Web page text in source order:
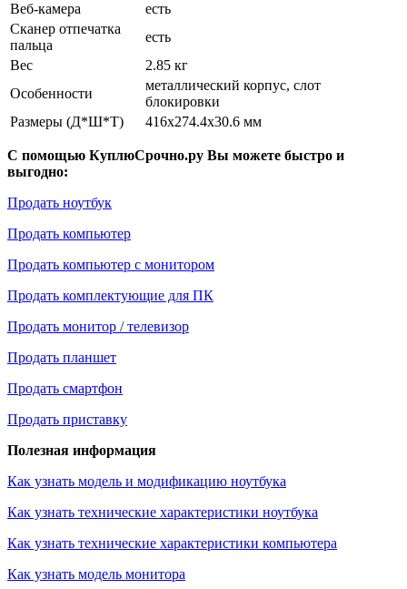
Веб-камера
есть
Сканер отпечатка
пальца
есть
Вес
2.85 кг
Особенности
металлический корпус, слот
блокировки
Размеры (Д*Ш*Т)
416x274.4x30.6 мм
С помощью КуплюСрочно.ру Вы можете быстро и
выгодно:
Продать ноутбук
Продать компьютер
Продать компьютер с монитором
Продать комплектующие для ПК
Продать монитор / телевизор
Продать планшет
Продать смартфон
Продать приставку
Полезная информация
Как узнать модель и модификацию ноутбука
Как узнать технические характеристики ноутбука
Как узнать технические характеристики компьютера
Как узнать модель монитора